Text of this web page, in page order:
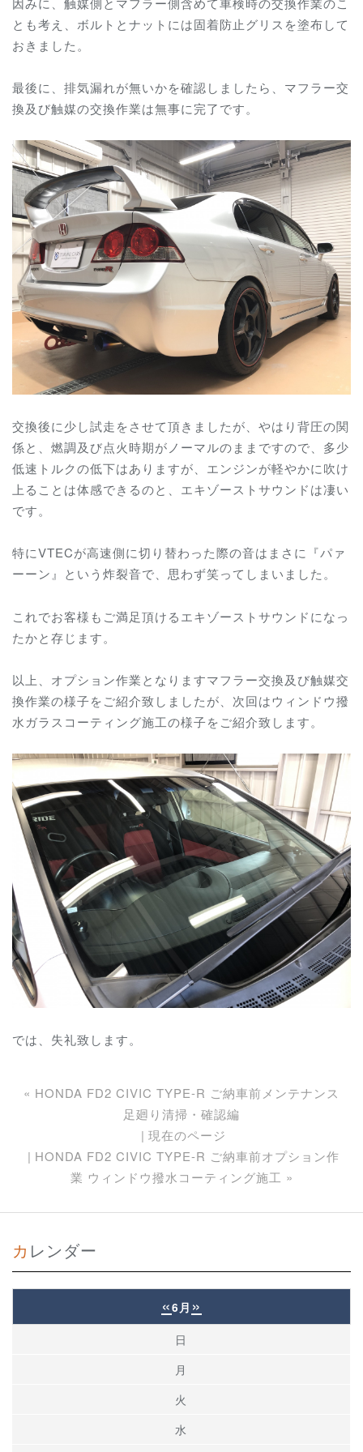
とも考え、ボルトとナットには固着防止グリスを塗布して
おきました。
最後に、排気漏れが無いかを確認しましたら、マフラー交
換及び触媒の交換作業は無事に完了です。
交換後に少し試走をさせて頂きましたが、やはり背圧の関
係と、燃調及び点火時期がノーマルのままですので、多少
低速トルクの低下はありますが、エンジンが軽やかに吹け
上ることは体感できるのと、エキゾーストサウンドは凄い
です。
特にVTECが高速側に切り替わった際の音はまさに『パァ
ーーン』という炸裂音で、思わず笑ってしまいました。
これでお客様もご満足頂けるエキゾーストサウンドになっ
たかと存じます。
以上、オプション作業となりますマフラー交換及び触媒交
換作業の様子をご紹介致しましたが、次回はウィンドウ撥
水ガラスコーティング施工の様子をご紹介致します。
では、失礼致します。
« HONDA FD2 CIVIC TYPE-R ご納車前メンテナンス
足廻り清掃・確認編
現在のページ
HONDA FD2 CIVIC TYPE-R ご納車前オプション作
業 ウィンドウ撥水コーティング施工 »
カレンダー
«6月 »
日
月
火
水